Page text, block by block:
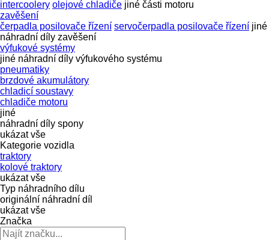
intercoolery olejové chladiče jiné části motoru
zavěšení
čerpadla posilovače řízení servočerpadla posilovače řízení jiné
náhradní díly zavěšení
výfukové systémy
jiné náhradní díly výfukového systému
pneumatiky
brzdové akumulátory
chladicí soustavy
chladiče motoru
jiné
náhradní díly spony
ukázat vše
Kategorie vozidla
traktory
kolové traktory
ukázat vše
Typ náhradního dílu
originální náhradní díl
ukázat vše
Značka